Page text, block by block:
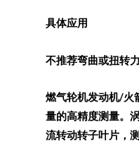
具体应用
不推荐弯曲或扭转
燃气轮机发动机/火
量的高精度测量。
流转动转子叶片，